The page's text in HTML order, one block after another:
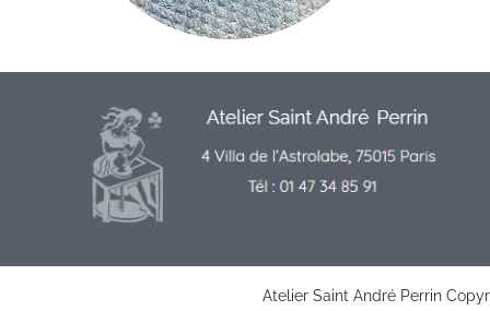
Atelier Saint André Perrin